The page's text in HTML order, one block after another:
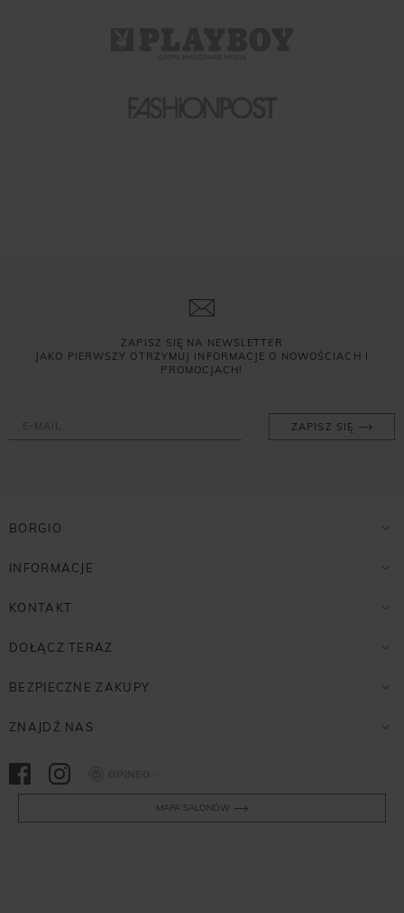
ZAPISZ SIĘ NA NEWSLETTER
JAKO PIERWSZY OTRZYMUJ INFORMACJE O NOWOŚCIACH I
PROMOCJACH!
ZAPISZ SIĘ
BORGIO
INFORMACJE
KONTAKT
DOŁĄCZ TERAZ
BEZPIECZNE ZAKUPY
ZNAJDŹ NAS
MAPA SALONÓW